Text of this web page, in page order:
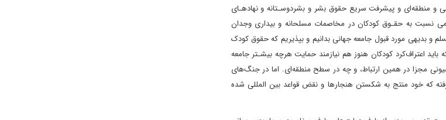
و منطقه‌ای و پیشرفت سریع حقوق بشر و بشردوسـتانه و نهادهـای
نسبت به حقـوق کودکان در مخاصمات مسلحانه و بیداری وجدان
بدیهی مورد قبول جامعه جهانی بدانیم و بپذیریم که حقوق کودک
اعتراف‌کرد کودکان هنوز هم نیازمند حمایت هرچه بیشـتر جامعه
مجزا در همین ارتباط، و چه در سطح منطقه‌ای. اما در جنگ‌های
خود منتج به شکستن هنجارها و نقض قواعد بین المللی شده